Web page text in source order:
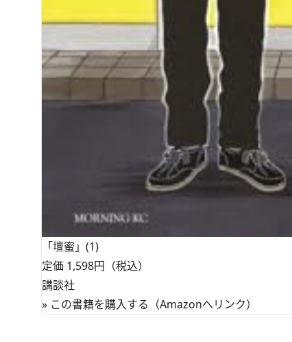
「壇蜜」(1)
定価 1,598円（税込）
講談社
» この書籍を購入する（Amazonへリンク）